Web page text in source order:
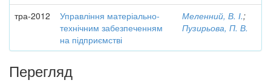
тра-2012
Управління матеріально-
технічним забезпеченням
на підприємстві
Меленний, В. І.;
Пузирьова, П. В.
Перегляд